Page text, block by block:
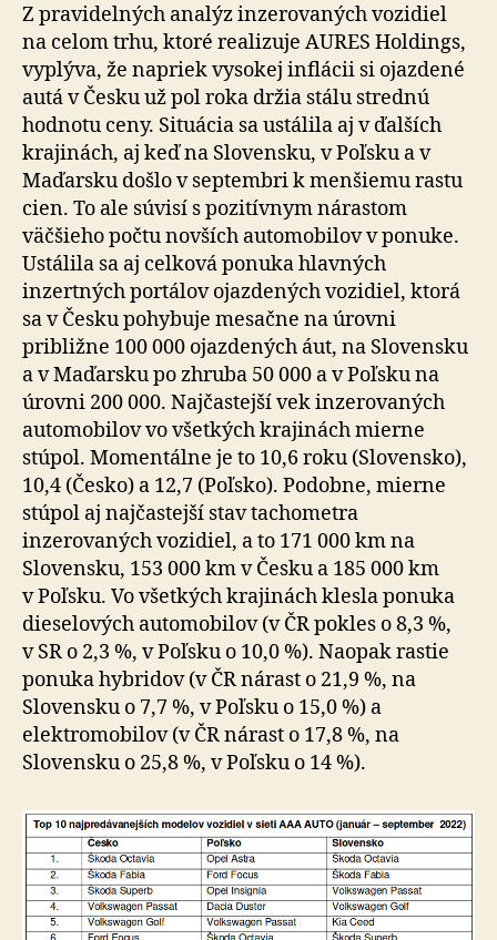
Z pravidelných analýz inzerovaných vozidiel
na celom trhu, ktoré realizuje AURES Holdings,
vyplýva, že napriek vysokej inflácii si ojazdené
autá v Česku už pol roka držia stálu strednú
hodnotu ceny. Situácia sa ustálila aj v ďalších
krajinách, aj keď na Slovensku, v Poľsku a v
Maďarsku došlo v septembri k menšiemu rastu
cien. To ale súvisí s pozitívnym nárastom
väčšieho počtu novších automobilov v ponuke.
Ustálila sa aj celková ponuka hlavných
inzertných portálov ojazdených vozidiel, ktorá
sa v Česku pohybuje mesačne na úrovni
približne 100 000 ojazdených áut, na Slovensku
a v Maďarsku po zhruba 50 000 a v Poľsku na
úrovni 200 000. Najčastejší vek inzerovaných
automobilov vo všetkých krajinách mierne
stúpol. Momentálne je to 10,6 roku (Slovensko),
10,4 (Česko) a 12,7 (Poľsko). Podobne, mierne
stúpol aj najčastejší stav tachometra
inzerovaných vozidiel, a to 171 000 km na
Slovensku, 153 000 km v Česku a 185 000 km
v Poľsku. Vo všetkých krajinách klesla ponuka
dieselových automobilov (v ČR pokles o 8,3 %,
v SR o 2,3 %, v Poľsku o 10,0 %). Naopak rastie
ponuka hybridov (v ČR nárast o 21,9 %, na
Slovensku o 7,7 %, v Poľsku o 15,0 %) a
elektromobilov (v ČR nárast o 17,8 %, na
Slovensku o 25,8 %, v Poľsku o 14 %).